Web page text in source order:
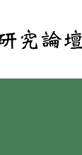
壇